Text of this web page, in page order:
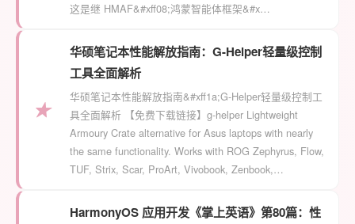
这是继 HMAF&#xff08;鸿蒙智能体框架&#x…
★
华硕笔记本性能解放指南：G-Helper轻量级控制
工具全面解析
华硕笔记本性能解放指南&#xff1a;G-Helper轻量级控制工
具全面解析 【免费下载链接】g-helper Lightweight
Armoury Crate alternative for Asus laptops with nearly
the same functionality. Works with ROG Zephyrus, Flow,
TUF, Strix, Scar, ProArt, Vivobook, Zenbook,…
HarmonyOS 应用开发《掌上英语》第80篇：性